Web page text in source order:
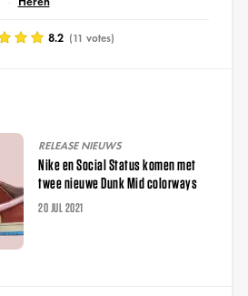
8.2 (11 votes)
RELEASE NIEUWS
Nike en Social Status komen met
twee nieuwe Dunk Mid colorways
20 JUL 2021